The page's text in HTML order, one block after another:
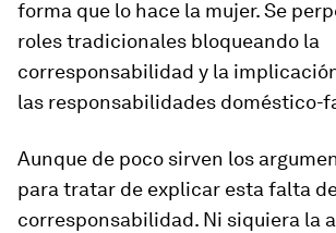
forma que lo hace la mujer. Se
roles tradicionales bloqueando la
corresponsabilidad y la
las responsabilidades doméstico-
Aunque de poco sirven los
para tratar de explicar esta falta
corresponsabilidad. Ni siquiera la